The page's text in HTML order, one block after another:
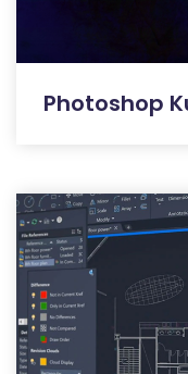
Photoshop